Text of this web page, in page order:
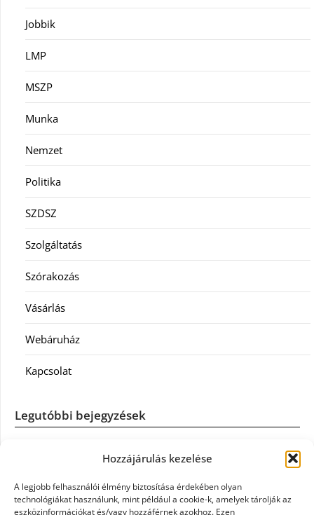
Hozzájárulás kezelése
A legjobb felhasználói élmény biztosítása érdekében olyan
technológiákat használunk, mint például a cookie-k, amelyek tárolják az
eszközinformációkat és/vagy hozzáférnek azokhoz. Ezen
Jobbik
LMP
MSZP
Munka
Nemzet
Politika
SZDSZ
Szolgáltatás
Szórakozás
Vásárlás
Webáruház
Kapcsolat
Legutóbbi bejegyzések
Casco szélvédőcsere: mikor éri meg a biztosítást igénybe
Könyvelés: mikor érdemes könyvelőt váltani?